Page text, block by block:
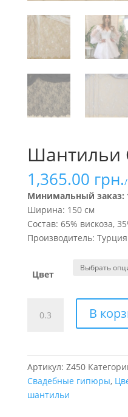
Шантильи
1,365.00 грн.
Минимальный заказ:
Ширина: 150 см
Состав: 65% вискоза,
Производитель: Турция
Цвет
товара
В
Артикул: Z450
Свадебные гипюры,
шантильи